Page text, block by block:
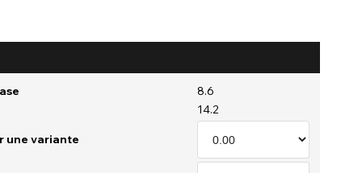
8.6
14.2
une variante